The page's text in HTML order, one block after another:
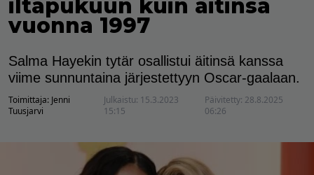
iltapukuun kuin äitinsä
vuonna 1997
Salma Hayekin tytär osallistui äitinsä kanssa
viime sunnuntaina järjestettyyn Oscar-gaalaan.
Toimittaja: Jenni
Tuusjarvi
Julkaistu: 15.3.2023
15:15
Päivitetty: 28.8.2025
06:26